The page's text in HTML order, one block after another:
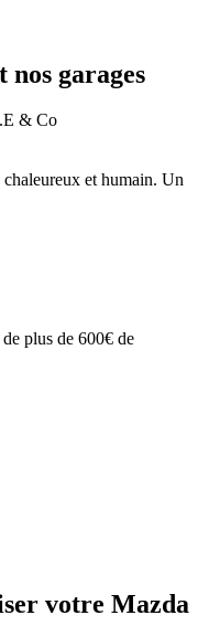
nos garages
& Co
et humain. Un
plus de 600€ de
votre Mazda